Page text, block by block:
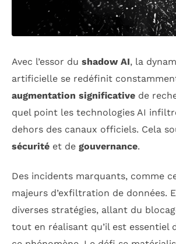
Avec l’essor du shadow AI, la
artificielle se redéfinit
augmentation significative de
quel point les technologies AI
dehors des canaux officiels. Cela
sécurité et de gouvernance.
Des incidents marquants, comme
majeurs d’exfiltration de données.
diverses stratégies, allant du
tout en réalisant qu’il est essentiel